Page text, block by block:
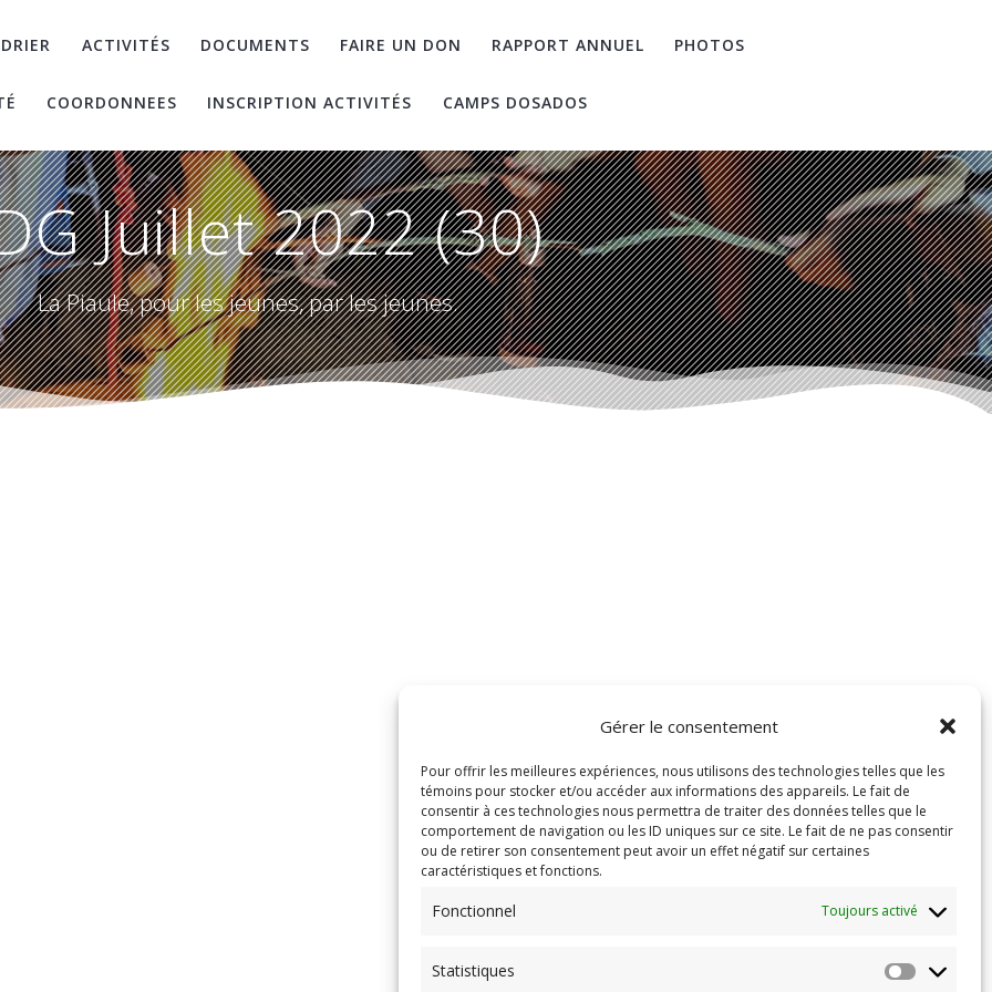
Gérer le consentement
Pour offrir les meilleures expériences, nous utilisons des technologies telles que les
témoins pour stocker et/ou accéder aux informations des appareils. Le fait de
consentir à ces technologies nous permettra de traiter des données telles que le
comportement de navigation ou les ID uniques sur ce site. Le fait de ne pas consentir
ou de retirer son consentement peut avoir un effet négatif sur certaines
caractéristiques et fonctions.
Fonctionnel Toujours activé
Statistiques
ACTIVITÉS DOCUMENTS FAIRE UN DON RAPPORT ANNUEL PHOTOS
COORDONNEES INSCRIPTION ACTIVITÉS CAMPS DOSADOS
Juillet 2022 (30)
La Piaule, pour les jeunes, par les jeunes.